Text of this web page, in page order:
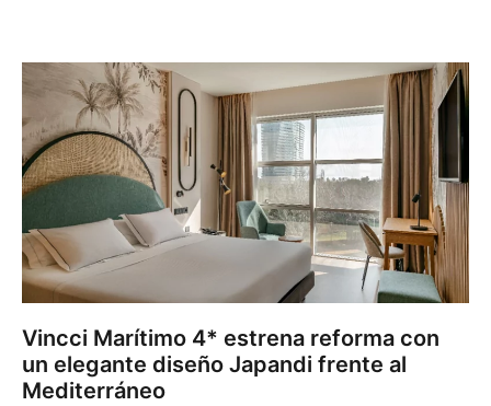
Vincci Marítimo 4* estrena reforma con
un elegante diseño Japandi frente al
Mediterráneo